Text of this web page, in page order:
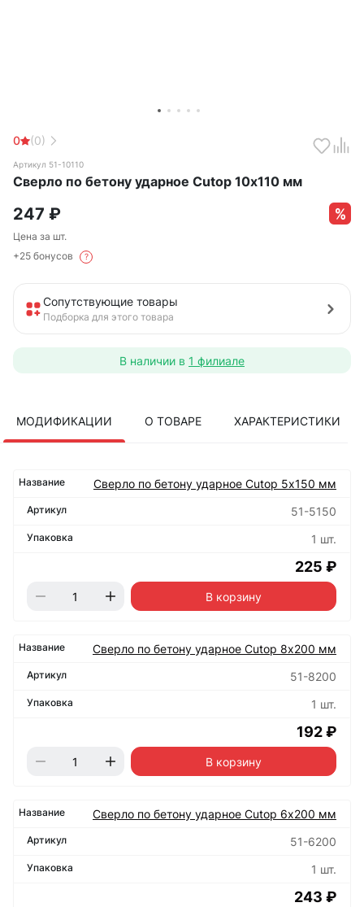
0 (0)
Артикул 51-10110
Сверло по бетону ударное Cutop 10х110 мм
247 ₽
Цена за шт.
+25 бонусов
?
Сопутствующие товары
Подборка для этого товара
В наличии в 1 филиале
МОДИФИКАЦИИ О ТОВАРЕ ХАРАКТЕРИСТИКИ
Сверло по бетону ударное Cutop 5х150 мм
51-5150
1 шт.
225 ₽
В корзину
Сверло по бетону ударное Cutop 8х200 мм
51-8200
1 шт.
192 ₽
В корзину
Сверло по бетону ударное Cutop 6х200 мм
51-6200
1 шт.
243 ₽